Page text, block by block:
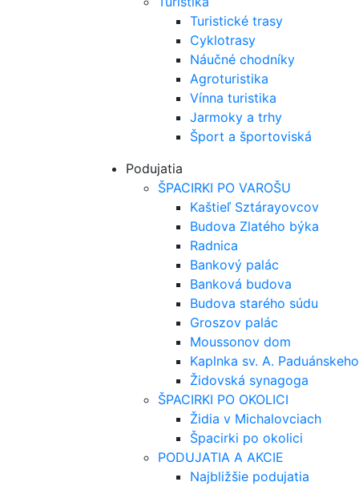
Turistické trasy
Cyklotrasy
Náučné chodníky
Agroturistika
Vínna turistika
Jarmoky a trhy
Šport a športoviská
Podujatia
ŠPACIRKI PO VAROŠU
Kaštieľ Sztárayovcov
Budova Zlatého býka
Radnica
Bankový palác
Banková budova
Budova starého súdu
Groszov palác
Moussonov dom
Kaplnka sv. A. Paduánskeho
Židovská synagoga
ŠPACIRKI PO OKOLICI
Židia v Michalovciach
Špacirki po okolici
PODUJATIA A AKCIE
Najbližšie podujatia